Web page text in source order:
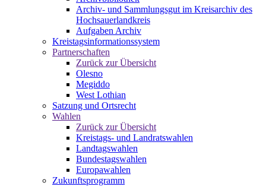
Archiv- und Sammlungsgut im Kreisarchiv des
Hochsauerlandkreis
Aufgaben Archiv
Kreistagsinformationssystem
Partnerschaften
Zurück zur Übersicht
Olesno
Megiddo
West Lothian
Satzung und Ortsrecht
Wahlen
Zurück zur Übersicht
Kreistags- und Landratswahlen
Landtagswahlen
Bundestagswahlen
Europawahlen
Zukunftsprogramm